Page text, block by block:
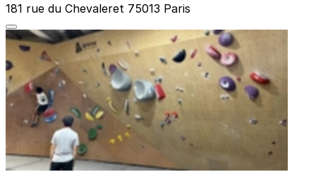
181 rue du Chevaleret 75013 Paris